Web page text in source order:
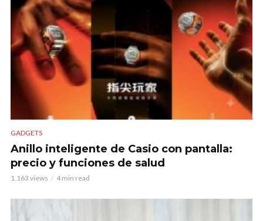
GADGETS
Anillo inteligente de Casio con pantalla:
precio y funciones de salud
1.163 views 4 min read